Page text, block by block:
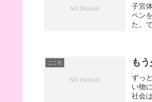
子宮
ペン
た。
こころ も
ずっ
い物
社会